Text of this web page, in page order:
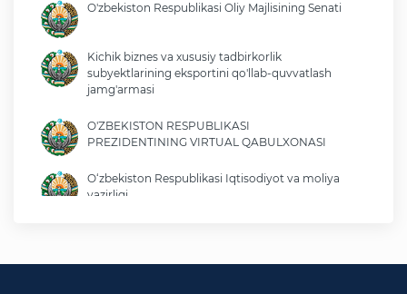
O'zbekiston Respublikasi Oliy Majlisining Senati
Kichik biznes va xususiy tadbirkorlik
subyektlarining eksportini qo'llab-quvvatlash
jamg'armasi
O'ZBEKISTON RESPUBLIKASI
PREZIDENTINING VIRTUAL QABULXONASI
O‘zbekiston Respublikasi Iqtisodiyot va moliya
vazirligi